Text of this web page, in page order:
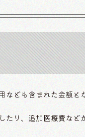
ども含まれた金額と
たり、追加医療費な